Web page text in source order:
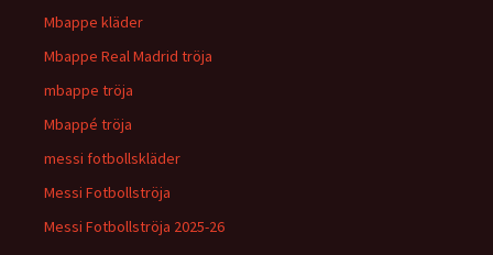
Mbappe kläder
Mbappe Real Madrid tröja
mbappe tröja
Mbappé tröja
messi fotbollskläder
Messi Fotbollströja
Messi Fotbollströja 2025-26